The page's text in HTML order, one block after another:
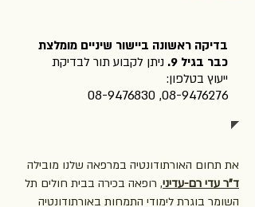
בדיקה ראשונה ביישור שיניים מומלצת
כבר בגיל 9.
ניתן לקבוע תור לבדיקת
ייעוץ בטלפון:
08-9476276
,
08-9476830
את תחום האורתודונטיה במרפאה שלנו מובילה
ד"ר עדי רם-עדיני, רופאה בכירה בבית חולים תל
השומר בוגרת לימודי התמחות באורתודונטיה